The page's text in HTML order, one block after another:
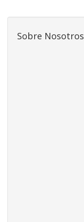
Sobre Nosotros